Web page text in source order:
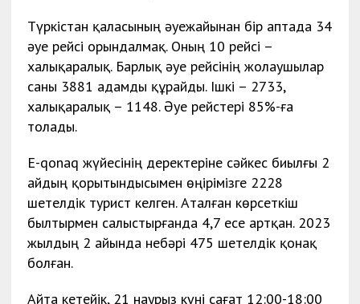
Түркістан қаласының әуежайынан бір аптада 34
әуе рейсі орындалмақ. Оның 10 рейсі –
халықаралық. Барлық әуе рейсінің жолаушылар
саны 3881 адамды құрайды. Ішкі – 2733,
халықаралық – 1148. Әуе рейстері 85%-ға
толады.
E-qonaq жүйесінің деректеріне сәйкес биылғы 2
айдың қорытындысымен өңірімізге 2228
шетелдік турист келген. Аталған көрсеткіш
былтырмен салыстырғанда 4,7 есе артқан. 2023
жылдың 2 айында небәрі 475 шетелдік қонақ
болған.
Айта кетейік, 21 наурыз күні сағат 12:00-18:00